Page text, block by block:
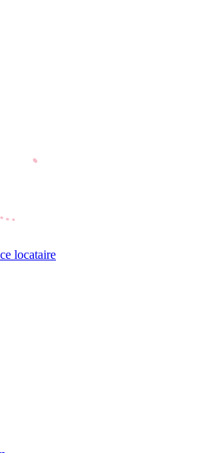
locataire